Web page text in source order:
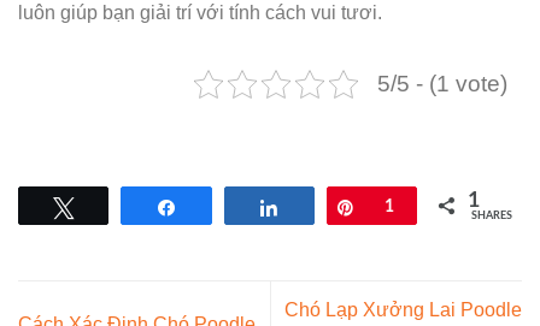
luôn giúp bạn giải trí với tính cách vui tươi.
5/5 - (1 vote)
Pin
1 1
SHARES
Chó Lạp Xưởng Lai Poodle